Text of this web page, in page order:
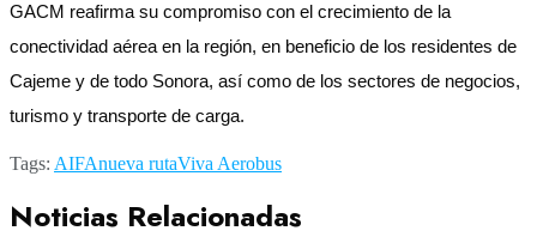
GACM reafirma su compromiso con el crecimiento de la
conectividad aérea en la región, en beneficio de los residentes de
Cajeme y de todo Sonora, así como de los sectores de negocios,
turismo y transporte de carga.
Tags: AIFAnueva rutaViva Aerobus
Noticias Relacionadas